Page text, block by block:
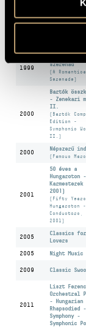
Serenade for
1999
szerenád
(A
Serenade)
2000
Bartók
- Zenekari
II.
(Bartók
Edition -
Symphonic
II.)
2000
Népszerű
(Famous
2001
50 éves a
Hungaroton -
Karmesterek
2001)
(Fifty
Hungaroton -
Conductors,
2001)
2005
Classics for
Lovers
2005
Night Music
2009 Classic
2011
Liszt
Orchestral
- Hungarian
Rhapsodied
Symphony -
Symphonic